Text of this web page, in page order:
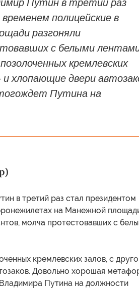
Путин в третий раз
полицейские в
разгоняли
с белыми
кремлевских
и хлопающие двери
Путина на
в третий раз стал президентом
на Манежной
молча протестовавших с
кремлевских залов, с
Довольно хорошая
Путина на должности